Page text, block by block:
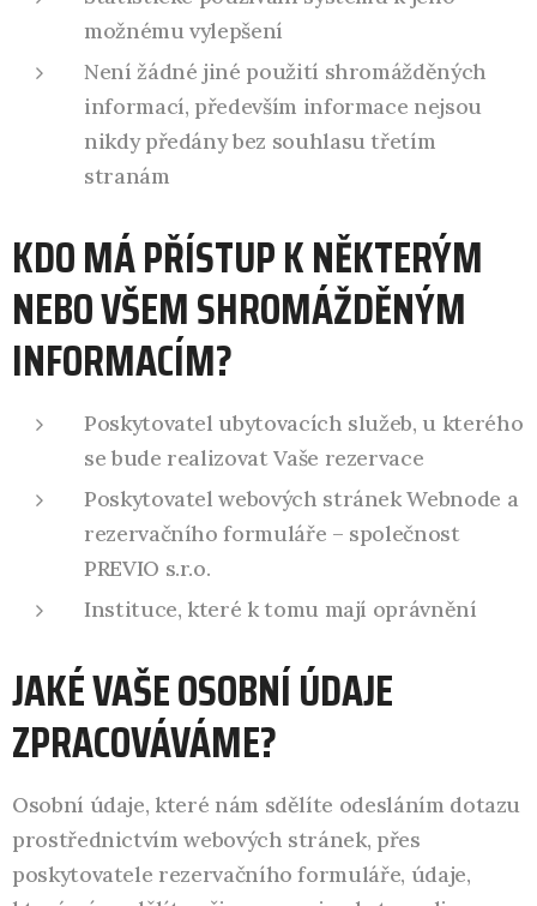
možnému vylepšení
Není žádné jiné použití shromážděných
informací, především informace nejsou
nikdy předány bez souhlasu třetím
stranám
KDO MÁ PŘÍSTUP K NĚKTERÝM
NEBO VŠEM SHROMÁŽDĚNÝM
INFORMACÍM?
Poskytovatel ubytovacích služeb, u kterého
se bude realizovat Vaše rezervace
Poskytovatel webových stránek Webnode a
rezervačního formuláře – společnost
PREVIO s.r.o.
Instituce, které k tomu mají oprávnění
JAKÉ VAŠE OSOBNÍ ÚDAJE
ZPRACOVÁVÁME?
Osobní údaje, které nám sdělíte odesláním dotazu
prostřednictvím webových stránek, přes
poskytovatele rezervačního formuláře, údaje,